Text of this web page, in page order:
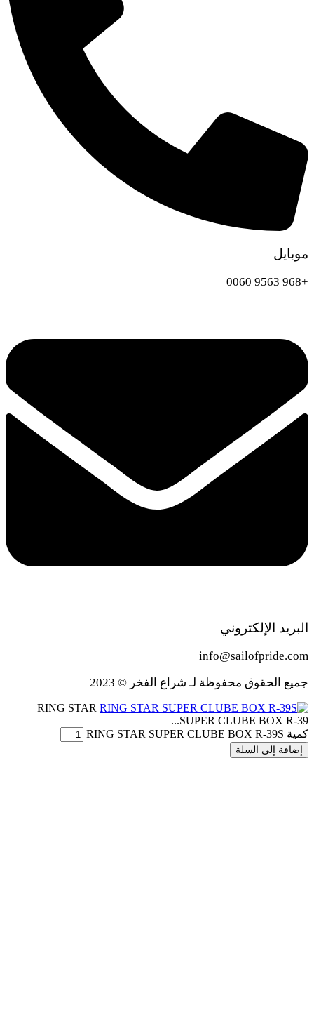
موبايل
+968 9563 0060
البريد الإلكتروني
info@sailofpride.com
جميع الحقوق محفوظة لـ شراع الفخر © 2023
RING STAR
SUPER CLUBE BOX R-39...
كمية RING STAR SUPER CLUBE BOX R-39S
إضافة إلى السلة